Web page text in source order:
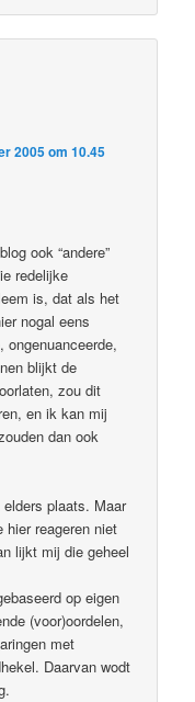
2005 om 10.45
ook “andere”
redelijke
is, dat als het
nogal eens
ongenuanceerde,
blijkt de
zou dit
en ik kan mij
dan ook
elders plaats. Maar
hier reageren niet
lijkt mij die geheel
op eigen
(voor)oordelen,
met
Daarvan wodt